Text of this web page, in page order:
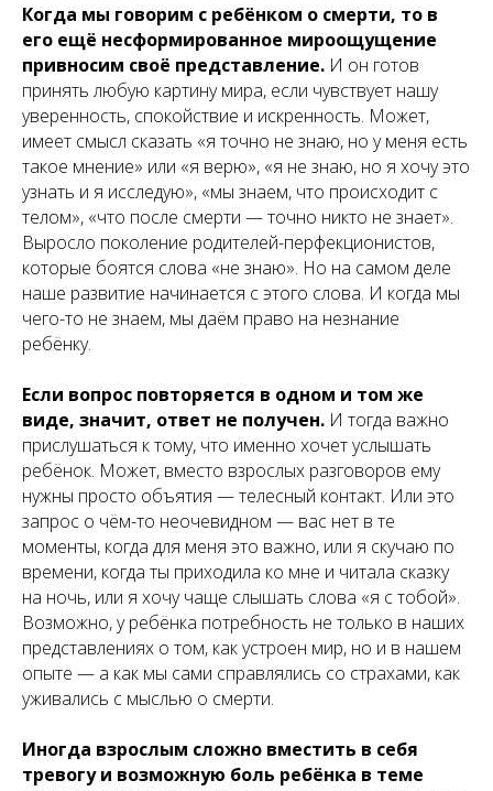
Когда мы говорим с ребёнком о смерти, то в
его ещё несформированное мироощущение
привносим своё представление. И он готов
принять любую картину мира, если чувствует нашу
уверенность, спокойствие и искренность. Может,
имеет смысл сказать «я точно не знаю, но у меня есть
такое мнение» или «я верю», «я не знаю, но я хочу это
узнать и я исследую», «мы знаем, что происходит с
телом», «что после смерти — точно никто не знает».
Выросло поколение родителей-перфекционистов,
которые боятся слова «не знаю». Но на самом деле
наше развитие начинается с этого слова. И когда мы
чего-то не знаем, мы даём право на незнание
ребёнку.
Если вопрос повторяется в одном и том же
виде, значит, ответ не получен. И тогда важно
прислушаться к тому, что именно хочет услышать
ребёнок. Может, вместо взрослых разговоров ему
нужны просто объятия — телесный контакт. Или это
запрос о чём-то неочевидном — вас нет в те
моменты, когда для меня это важно, или я скучаю по
времени, когда ты приходила ко мне и читала сказку
на ночь, или я хочу чаще слышать слова «я с тобой».
Возможно, у ребёнка потребность не только в наших
представлениях о том, как устроен мир, но и в нашем
опыте — а как мы сами справлялись со страхами, как
уживались с мыслью о смерти.
Иногда взрослым сложно вместить в себя
тревогу и возможную боль ребёнка в теме